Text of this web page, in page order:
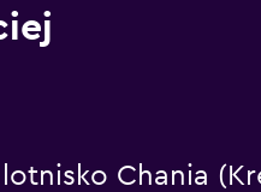
Chania